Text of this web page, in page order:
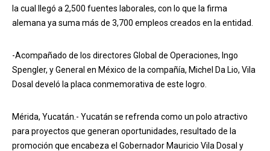
la cual llegó a 2,500 fuentes laborales, con lo que la firma
alemana ya suma más de 3,700 empleos creados en la entidad.
-Acompañado de los directores Global de Operaciones, Ingo
Spengler, y General en México de la compañía, Michel Da Lio, Vila
Dosal develó la placa conmemorativa de este logro.
Mérida, Yucatán.- Yucatán se refrenda como un polo atractivo
para proyectos que generan oportunidades, resultado de la
promoción que encabeza el Gobernador Mauricio Vila Dosal y